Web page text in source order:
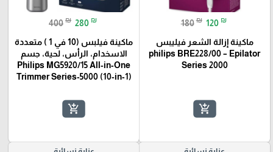
180 ₪ 120 ₪
ماكينة إزالة الشعر فيليبس
philips BRE228/00 – Epilator
Series 2000
add_shopping_cart
400 ₪ 280 ₪
ماكينة فيلبس (10 في 1 ) متعددة
الاسخدام، الرأس، لحية، جسم
Philips MG5920/15 All‑in‑One
Trimmer Series‑5000 (10‑in‑1)
add_shopping_cart